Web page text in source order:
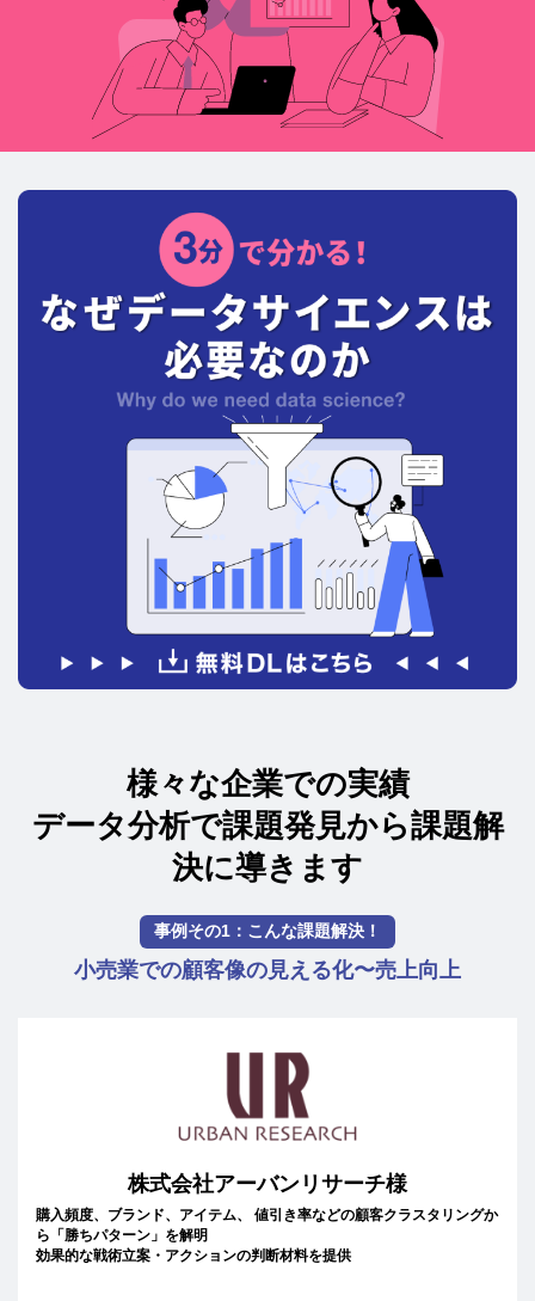
様々な企業での実績
データ分析で課題発見から課題解
決に導きます
事例その1：こんな課題解決！
小売業での顧客像の見える化〜売上向上
株式会社アーバンリサーチ様
購入頻度、ブランド、アイテム、 値引き率などの顧客クラスタリングか
ら「勝ちパターン」を解明
効果的な戦術立案・アクションの判断材料を提供